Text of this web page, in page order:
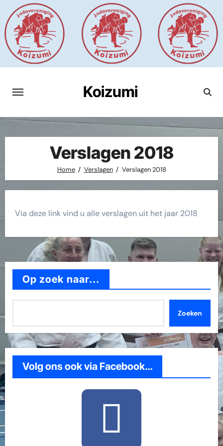
naar
de
inhoud
Koizumi
Verslagen 2018
Home Verslagen Verslagen 2018
Via deze link vind u alle verslagen uit het jaar 2018
Op zoek naar...
Zoeken
Volg ons ook via Facebook…